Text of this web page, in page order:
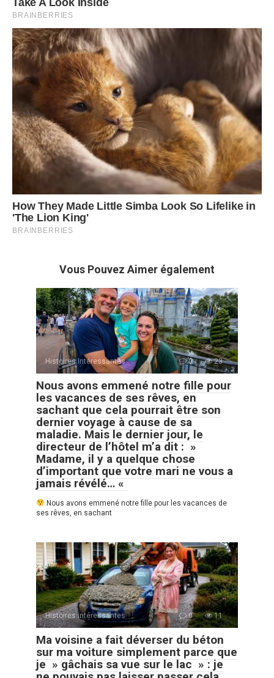
Vous Pouvez Aimer également
Histoires Intéressantes 0 23
Nous avons emmené notre fille pour
les vacances de ses rêves, en
sachant que cela pourrait être son
dernier voyage à cause de sa
maladie. Mais le dernier jour, le
directeur de l’hôtel m’a dit : »
Madame, il y a quelque chose
d’important que votre mari ne vous a
jamais révélé… «
Nous avons emmené notre fille pour les vacances de
ses rêves, en sachant
Histoires Intéressantes 0 11
Ma voisine a fait déverser du béton
sur ma voiture simplement parce que
je » gâchais sa vue sur le lac » : je